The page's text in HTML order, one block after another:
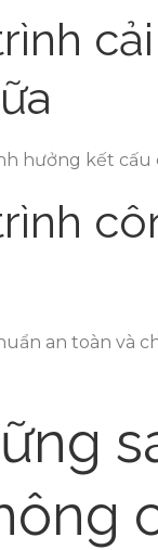
hưởng kết cấu
an toàn và